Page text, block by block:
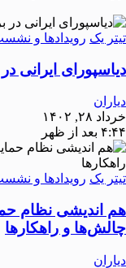
تیتر یک رویدادها و
دیاسپورای ایرانی در
دیاران
خرداد ۲۸, ۱۴۰۲
۴:۴۴ بعد از ظهر
تیتر یک رویدادها و
هم اندیشی نظام
چالش‌ها و راهکارها
دیاران